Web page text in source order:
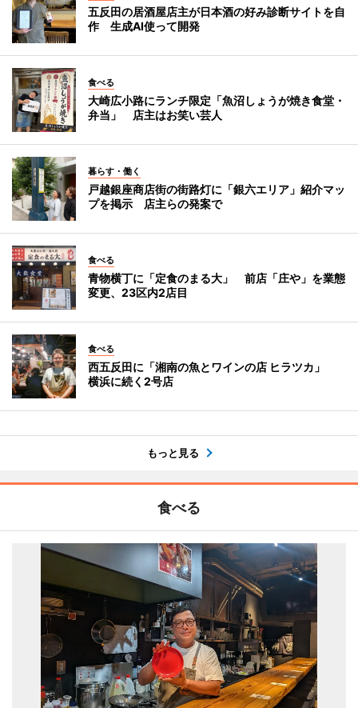
五反田の居酒屋店主が日本酒の好み診断サイトを自
作 生成AI使って開発
食べる
大崎広小路にランチ限定「魚沼しょうが焼き食堂・
弁当」 店主はお笑い芸人
暮らす・働く
戸越銀座商店街の街路灯に「銀六エリア」紹介マッ
プを掲示 店主らの発案で
食べる
青物横丁に「定食のまる大」 前店「庄や」を業態
変更、23区内2店目
食べる
西五反田に「湘南の魚とワインの店 ヒラツカ」
横浜に続く2号店
もっと見る
食べる